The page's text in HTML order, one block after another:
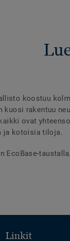
koostuu
kuosi rakentuu
ovat
ja kotoisia tiloja.
EcoBase-
Linkit